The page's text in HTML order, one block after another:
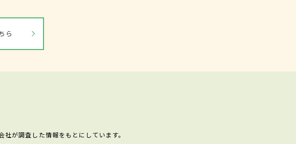
ら
が調査した情報をもとにしています。